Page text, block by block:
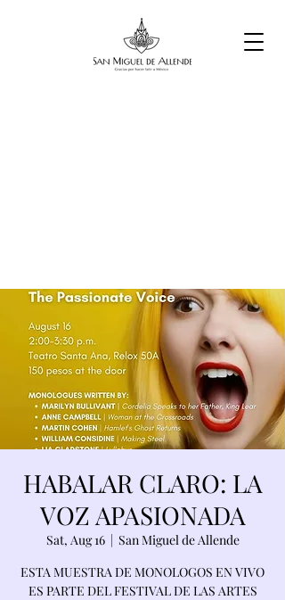
HABALAR CLARO: LA
VOZ APASIONADA
Sat, Aug 16
  |
San Miguel de Allende
ESTA MUESTRA DE MONOLOGOS EN VIVO
ES PARTE DEL FESTIVAL DE LAS ARTES